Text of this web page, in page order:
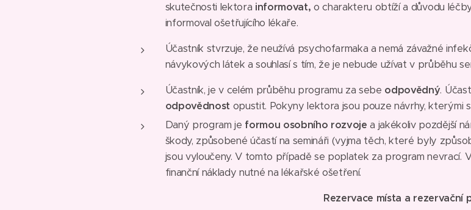
skutečnosti lektora informovat, o charakteru obtíží a důvodu
informoval ošetřujícího lékaře.
Účastník stvrzuje, že neužívá psychofarmaka a nemá závažné
návykových látek a souhlasí s tím, že je nebude užívat v průběhu
Účastník, je v celém průběhu programu za sebe odpovědný.
odpovědnost opustit. Pokyny lektora jsou pouze návrhy, kterými
Daný program je formou osobního rozvoje a jakékoliv pozdější
škody, způsobené účastí na semináři (vyjma těch, které byly
jsou vyloučeny. V tomto případě se poplatek za program nevrací.
finanční náklady nutné na lékařské ošetření.
Rezervace místa a rezervační